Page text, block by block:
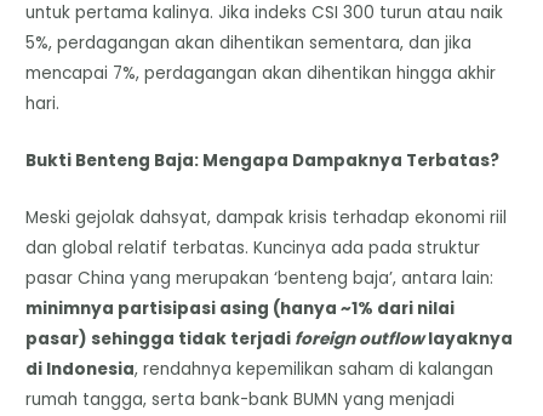
untuk pertama kalinya. Jika indeks CSI 300 turun atau naik
5%, perdagangan akan dihentikan sementara, dan jika
mencapai 7%, perdagangan akan dihentikan hingga akhir
hari.
Bukti Benteng Baja: Mengapa Dampaknya Terbatas?
Meski gejolak dahsyat, dampak krisis terhadap ekonomi riil
dan global relatif terbatas. Kuncinya ada pada struktur
pasar China yang merupakan ‘benteng baja’, antara lain:
minimnya partisipasi asing (hanya ~1% dari nilai
pasar) sehingga tidak terjadi foreign outflowlayaknya
di Indonesia, rendahnya kepemilikan saham di kalangan
rumah tangga, serta bank-bank BUMN yang menjadi